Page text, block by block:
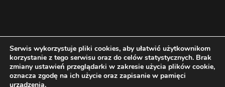
Serwis wykorzystuje pliki cookies, aby ułatwić użytkownikom
korzystanie z tego serwisu oraz do celów statystycznych. Brak
zmiany ustawień przeglądarki w zakresie użycia plików cookie,
oznacza zgodę na ich użycie oraz zapisanie w pamięci
urządzenia.